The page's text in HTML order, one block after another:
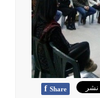
f Share